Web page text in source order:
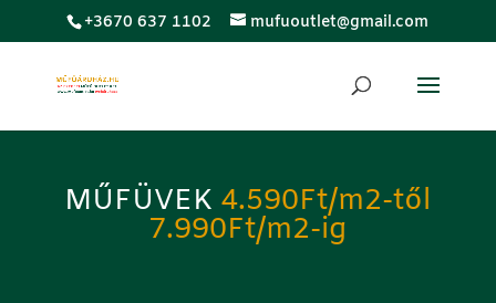
+3670 637 1102 mufuoutlet@gmail.com
MŰFÜVEK 4.590Ft/m2-től
7.990Ft/m2-ig